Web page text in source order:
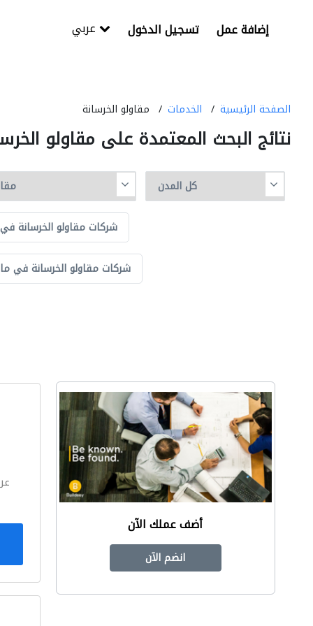
تسجيل الدخول إضافة عمل
الصفحة الرئيسية الخدمات مقاولو الخرسانة
نتائج البحث المعتمدة على مقاولو
شركات مقاولو الخرسانة في
شركات مقاولو الخرسانة في
أضف عملك الآن
انضم الآن